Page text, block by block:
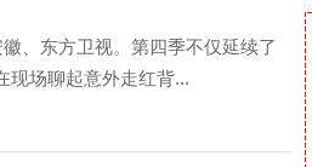
、东方卫视。第四季不仅延续了
现场聊起意外走红背...